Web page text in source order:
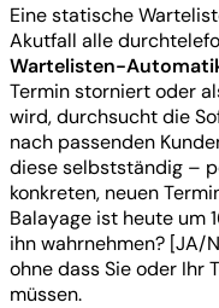
Eine statische
Akutfall alle
Wartelisten-
Termin storniert oder
wird, durchsucht die
nach passenden
diese selbstständig –
konkreten, neuen
Balayage ist heute um
ihn wahrnehmen? [JA/
ohne dass Sie oder Ihr
müssen.